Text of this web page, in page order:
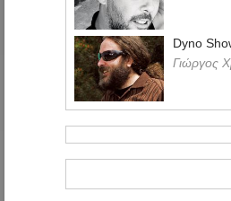
Dyno
Γιώργος